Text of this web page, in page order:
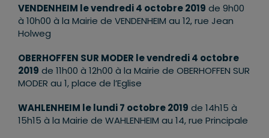
VENDENHEIM le vendredi 4 octobre 2019 de 9h00
à 10h00 à la Mairie de VENDENHEIM au 12, rue Jean
Holweg
OBERHOFFEN SUR MODER le vendredi 4 octobre
2019 de 11h00 à 12h00 à la Mairie de OBERHOFFEN SUR
MODER au 1, place de l’Eglise
WAHLENHEIM le lundi 7 octobre 2019 de 14h15 à
15h15 à la Mairie de WAHLENHEIM au 14, rue Principale